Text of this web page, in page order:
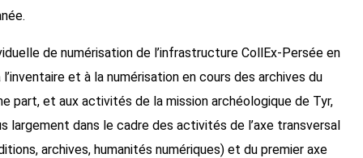
de numérisation de l’infrastructure CollEx-Persée en
et à la numérisation en cours des archives du
part, et aux activités de la mission archéologique de Tyr,
largement dans le cadre des activités de l’axe transversal
archives, humanités numériques) et du premier axe